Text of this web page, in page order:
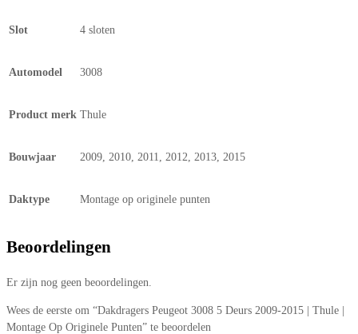
Slot 4 sloten
Automodel 3008
Product merk Thule
Bouwjaar 2009, 2010, 2011, 2012, 2013, 2015
Daktype Montage op originele punten
Beoordelingen
Er zijn nog geen beoordelingen.
Wees de eerste om “Dakdragers Peugeot 3008 5 Deurs 2009-2015 | Thule |
Montage Op Originele Punten” te beoordelen